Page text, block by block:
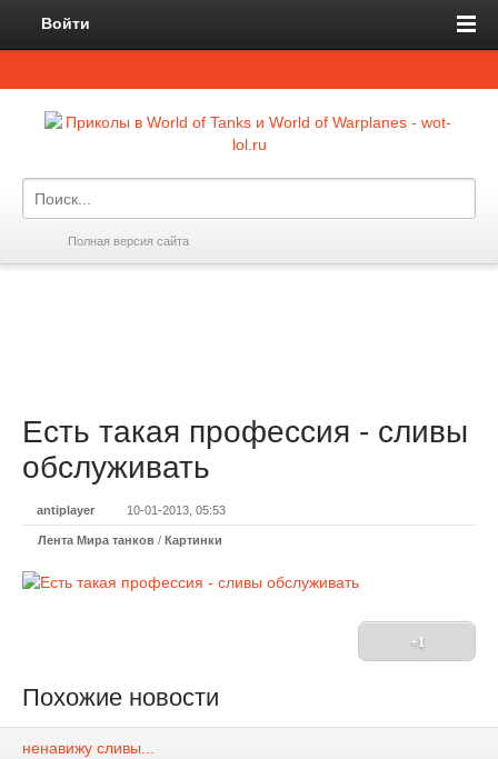
Войти
Полная версия сайта
Есть такая профессия - сливы
обслуживать
antiplayer 10-01-2013, 05:53
Лента Мира танков / Картинки
+1
Похожие новости
ненавижу сливы...